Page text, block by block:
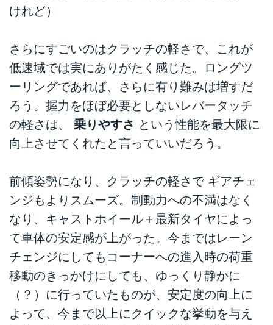
けれど）
さらにすごいのはクラッチの軽さで、これが
低速域では実にありがたく感じた。ロングツ
ーリングであれば、さらに有り難みは増すだ
ろう。握力をほぼ必要としないレバータッチ
の軽さは、 乗りやすさ という性能を最大限に
向上させてくれたと言っていいだろう。
前傾姿勢になり、クラッチの軽さで ギアチェ
ンジもよりスムーズ。制動力への不満はなく
なり、キャストホイール＋最新タイヤによっ
て車体の安定感が上がった。今まではレーン
チェンジにしてもコーナーへの進入時の荷重
移動のきっかけにしても、ゆっくり静かに
（？）に行っていたものが、安定度の向上に
よって、今まで以上にクイックな挙動を与え